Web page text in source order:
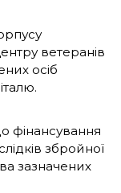
ветеранів
осіб
фінансування
збройної
зазначених